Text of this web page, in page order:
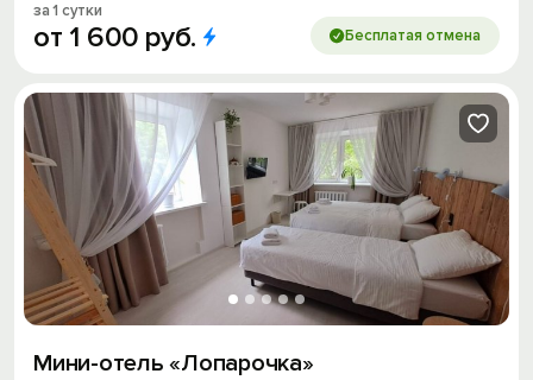
за 1 сутки
от 1 600 руб. Бесплатая отмена
Мини-отель «Лопарочка»